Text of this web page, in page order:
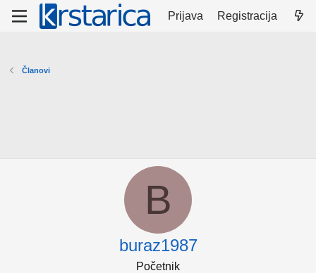
Prijava Registracija
Članovi
B
buraz1987
Početnik